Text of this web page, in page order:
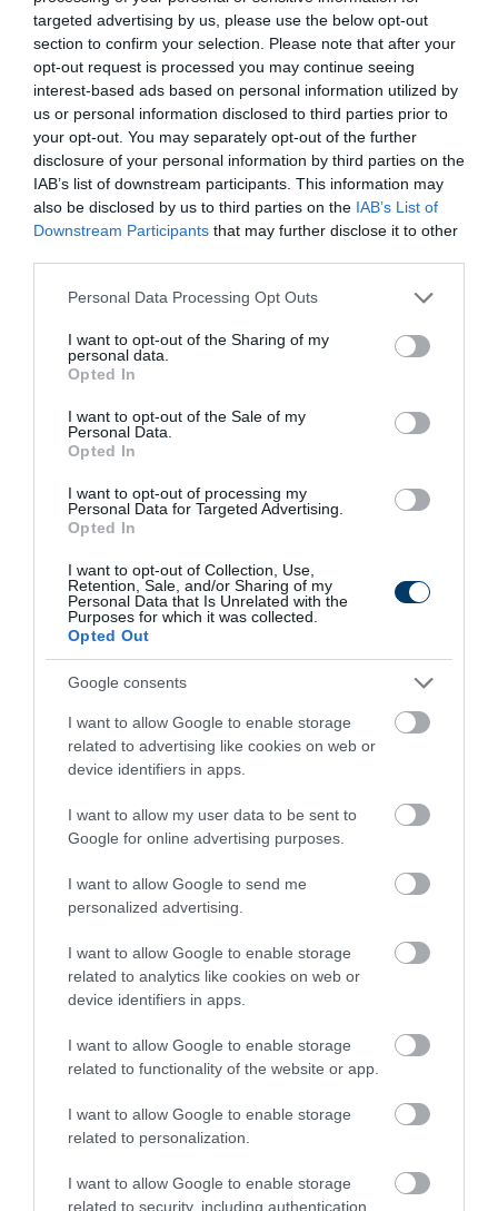
targeted advertising by us, please use the below opt-out
section to confirm your selection. Please note that after your
opt-out request is processed you may continue seeing
interest-based ads based on personal information utilized by
us or personal information disclosed to third parties prior to
your opt-out. You may separately opt-out of the further
disclosure of your personal information by third parties on the
IAB’s list of downstream participants. This information may
also be disclosed by us to third parties on the IAB’s List of
Downstream Participants that may further disclose it to other
Please note that this website/app uses one or more Google
not limited to your visit or usage behaviour. You may click to
grant or deny consent to Google and its third-party tags to
use your data for below specified purposes in below Google
consent section.
Personal Data Processing Opt Outs
I want to opt-out of the Sharing of my
personal data.
Opted In
I want to opt-out of the Sale of my
Personal Data.
Opted In
I want to opt-out of processing my
Personal Data for Targeted Advertising.
Opted In
I want to opt-out of Collection, Use,
Retention, Sale, and/or Sharing of my
Personal Data that Is Unrelated with the
Purposes for which it was collected.
Opted Out
Google consents
I want to allow Google to enable storage
related to advertising like cookies on web or
device identifiers in apps.
I want to allow my user data to be sent to
Google for online advertising purposes.
I want to allow Google to send me
personalized advertising.
I want to allow Google to enable storage
related to analytics like cookies on web or
device identifiers in apps.
I want to allow Google to enable storage
related to functionality of the website or app.
I want to allow Google to enable storage
related to personalization.
I want to allow Google to enable storage
related to security, including authentication
kevesebb a hiány. A tojás friss. A mélyalmos és a ketreces
termék együtt elérhető. A csomagolás egyértelmű. A
jelölés átlátható. A minőség egységes. A partnerek oldalán
a szállítás pontosabb. A kommunikáció gyorsabb. A márka
ígérete valós.
A modernizáció a megbízhatóság üzenete. A vállalat a
régióban stabil munkáltató. A helyi beszállítókra
Modernizáció a Kereki Tojás Kft-nél –
ütemezés és középtávú célok
A 2020-as bővítés lefektette az alapokat. A következő évek
a finomhangolásról szólnak. A folyamatok optimalizálása
hoz további nyereséget. Az árbevétel 50%-os növelése
elérhető. A kapacitás és a hatékonyság együtt mozog. Az
piacra lépés folyamatos. A Romániába irányuló szállítások
bővülnek. A Közel-Kelet felé a márkaépítés megkezdődik. A
hazai jelenlét erős marad.
A vállalat a partnerekkel együtt tervezi a jövőt. A
szerződések átláthatók. Az árképzés korrekten
kommunikált. A Kereki Tojás a minőséget és a mennyiséget
egyszerre biztosítja. A modernizáció így üzleti előnnyé
válik. Nem csak beruházás, hanem pozíció.
Modernizáció a Kereki Tojás Kft-nél –
összegzés és üzenet
Kapacitásbővítés mélyalmos és ketreces férőhellyel.
Állatjóléti és környezetvédelmi sztenderdek
A beruházás kézzelfogható számokat hoz. A férőhely 170
000 feletti összlétszámot jelent. A kapacitás közel 50%-kal
nő. Az energia-megtakarítás évente 7–8 millió forint.
A termékkínálat kiegyensúlyozott. A vevő stabil ellátást
kap. A vállalat versenyképesebb lesz belföldön és